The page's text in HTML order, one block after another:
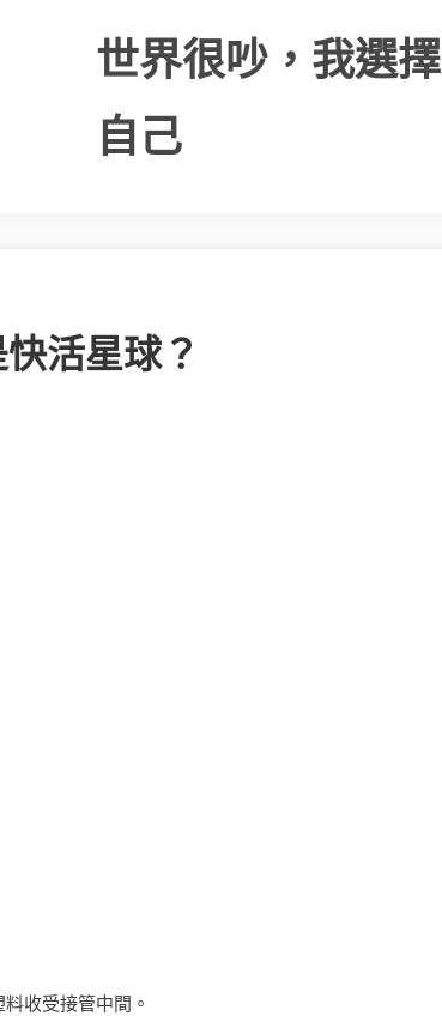
世界很吵，我選
自己
活星球？
收受接管中間。